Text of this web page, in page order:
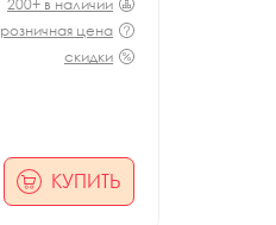
200+ в наличии
розничная цена
скидки
КУПИТЬ